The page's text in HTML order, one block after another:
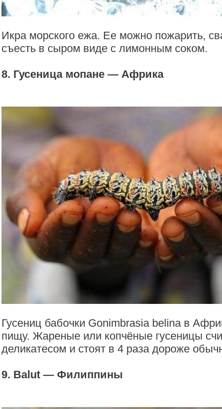
Икра морского ежа. Ее можно пожарить,
съесть в сыром виде с лимонным соком.
8. Гусеница мопане — Африка
Гусениц бабочки Gonimbrasia belina в
пищу. Жареные или копчёные гусеницы
деликатесом и стоят в 4 раза дороже
9. Balut — Филиппины